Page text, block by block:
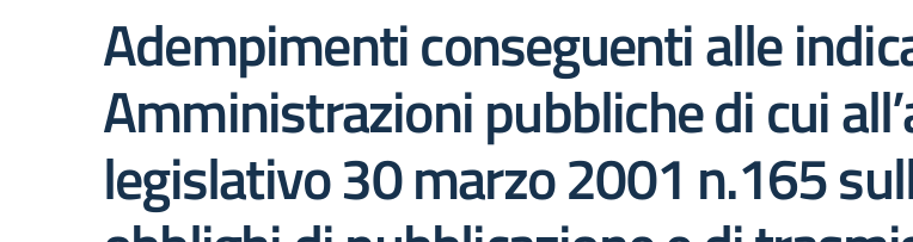
Adempimenti conseguenti alle
Amministrazioni pubbliche di cui
legislativo 30 marzo 2001 n.165